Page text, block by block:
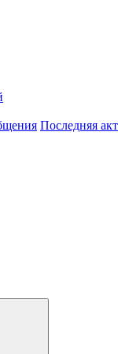
Последняя